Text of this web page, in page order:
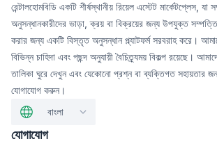
রেন্টালহোমবিডি একটি শীর্ষস্থানীয় রিয়েল এস্টেট মার্কেটপ্লেস, যা
অনুসন্ধানকারীদের ভাড়া, ক্রয় বা বিক্রয়ের জন্য উপযুক্ত
করার জন্য একটি বিস্তৃত অনুসন্ধান প্ল্যাটফর্ম সরবরাহ করে।
বিভিন্ন চাহিদা এবং পছন্দ অনুযায়ী বৈচিত্র্যময় বিকল্প রয়েছে।
তালিকা ঘুরে দেখুন এবং যেকোনো প্রশ্ন বা ব্যক্তিগত সহায়তার
যোগাযোগ করুন।
বাংলা
যোগাযোগ